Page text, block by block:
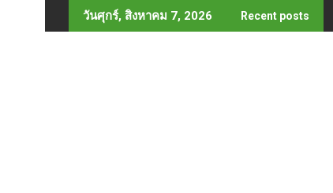
to
วันศุกร์, สิงหาคม 7, 2026 Recent posts